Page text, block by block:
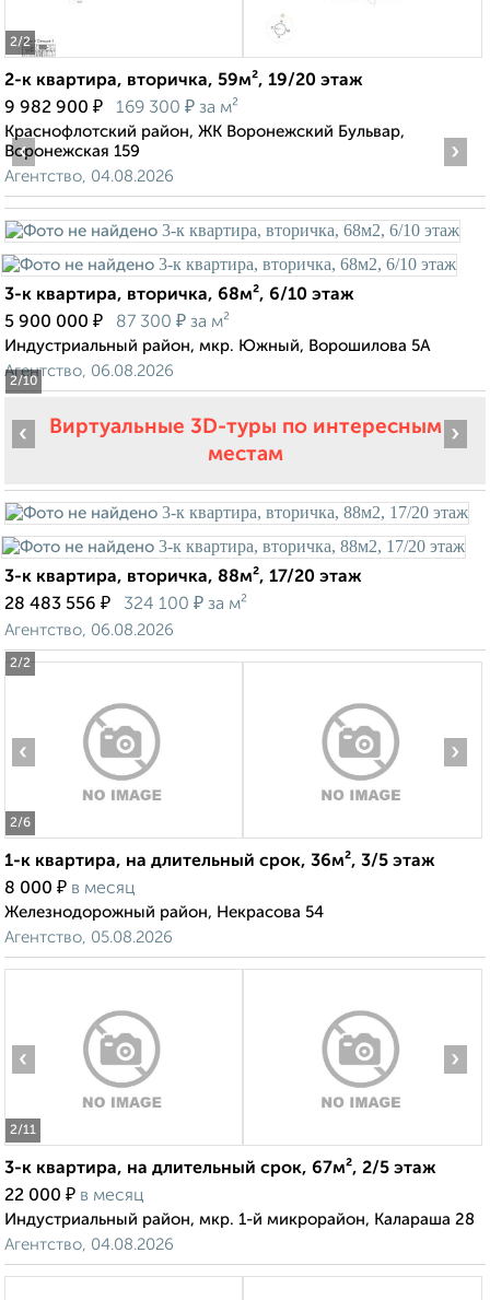
2/2
2-к квартира, вторичка, 59м², 19/20 этаж
9 982 900 ₽ 169 300 ₽ за м²
Краснофлотский район, ЖК Воронежский Бульвар,
Воронежская 159
Агентство, 04.08.2026
2/10
‹ ›
3-к квартира, вторичка, 68м², 6/10 этаж
5 900 000 ₽ 87 300 ₽ за м²
Индустриальный район, мкр. Южный, Ворошилова 5А
Агентство, 06.08.2026
Виртуальные 3D-туры по интересным
местам
2/2
‹ ›
3-к квартира, вторичка, 88м², 17/20 этаж
28 483 556 ₽ 324 100 ₽ за м²
Агентство, 06.08.2026
2/6
‹ ›
1-к квартира, на длительный срок, 36м², 3/5 этаж
8 000 ₽ в месяц
Железнодорожный район, Некрасова 54
Агентство, 05.08.2026
2/11
‹ ›
3-к квартира, на длительный срок, 67м², 2/5 этаж
22 000 ₽ в месяц
Индустриальный район, мкр. 1-й микрорайон, Калараша 28
Агентство, 04.08.2026